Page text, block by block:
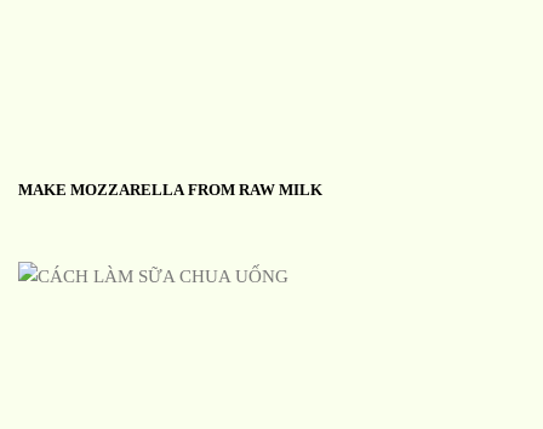
MAKE MOZZARELLA FROM RAW MILK